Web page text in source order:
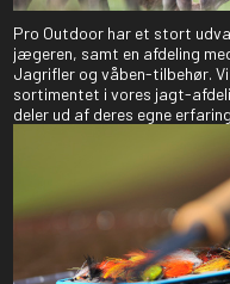
Pro Outdoor har et stort
jægeren, samt en afdeling
Jagrifler og våben-tilbehør.
sortimentet i vores jagt-
deler ud af deres egne